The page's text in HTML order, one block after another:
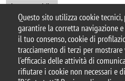
Questo sito utilizza cookie
garantire la corretta navigazione
il tuo consenso, cookie di
tracciamento di terzi per
l'efficacia delle attività di
rifiutare i cookie non necessari e
Leggo anch'io
© 2025 Biblioteca
Studi di Milano-
Piazza dell'Ateneo